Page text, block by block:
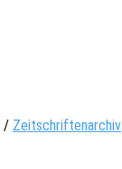
/ Zeitschriftenarchiv